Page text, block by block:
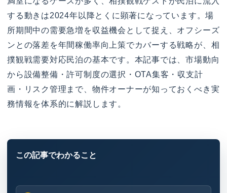
する動きは2024年以降とくに顕著になっています。場
所期間中の需要急増を収益機会として捉え、オフシーズ
ンとの落差を年間稼働率向上策でカバーする戦略が、相
撲観戦需要対応民泊の基本です。本記事では、市場動向
から設備整備・許可制度の選択・OTA集客・収支計
画・リスク管理まで、物件オーナーが知っておくべき実
務情報を体系的に解説します。